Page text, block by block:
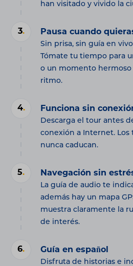
han visitado y vivido la
3. Pausa cuando
Sin prisa, sin guía en
Tómate tu tiempo para
o un momento
ritmo.
4. Funciona sin
Descarga el tour antes
conexión a Internet. Los
nunca caducan.
5. Navegación sin
La guía de audio te
además hay un mapa
muestra claramente la
de interés.
6. Guía en español
Disfruta de historias e